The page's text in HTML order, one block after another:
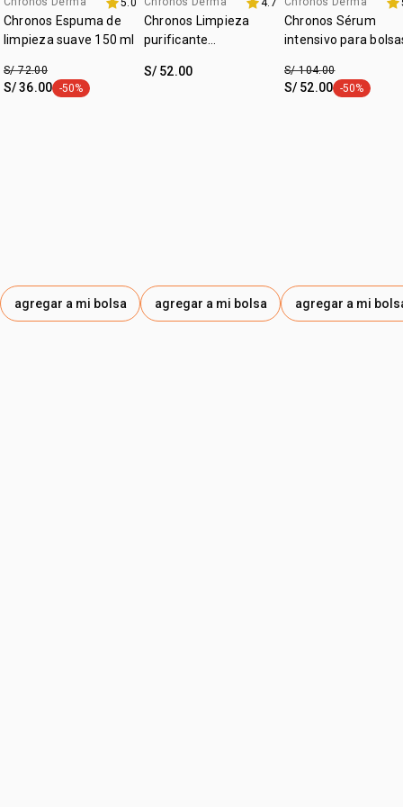
promo imperdible 5.0
Chronos Espuma de
limpieza suave 150 ml
S/ 72.00
S/ 36.00 etiqueta -50%
-50%
agregar a mi bolsa
hasta 40% off 4.7
Chronos Limpieza
purificante
S/ 52.00
agregar a mi bolsa
fecha dupla
Chronos Sérum
intensivo para
S/ 104.00
S/ 52.00 etiqueta -
-50%
agregar a mi